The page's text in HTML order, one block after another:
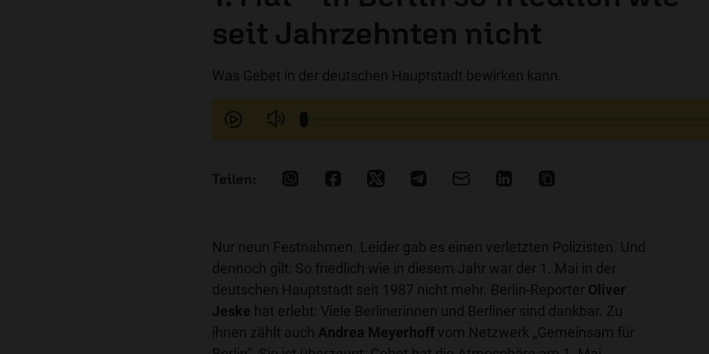
seit Jahrzehnten nicht
Was Gebet in der deutschen Hauptstadt bewirken kann.
Nur neun Festnahmen. Leider gab es einen verletzten Polizisten. Und
dennoch gilt: So friedlich wie in diesem Jahr war der 1. Mai in der
deutschen Hauptstadt seit 1987 nicht mehr. Berlin-Reporter Oliver
Jeske hat erlebt: Viele Berlinerinnen und Berliner sind dankbar. Zu
ihnen zählt auch Andrea Meyerhoff vom Netzwerk „Gemeinsam für